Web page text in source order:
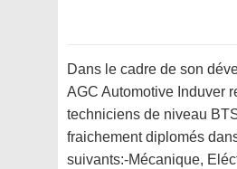
Dans le cadre de son
AGC Automotive Induver
techniciens de niveau
fraichement diplomés
suivants:-Mécanique,